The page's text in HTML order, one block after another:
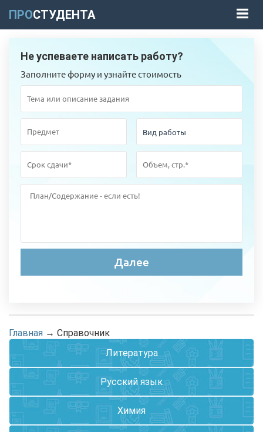
ПРОСТУДЕНТА
Не успеваете написать работу?
Заполните форму и узнайте стоимость
Главная → Справочник
Литература
Русский язык
Химия